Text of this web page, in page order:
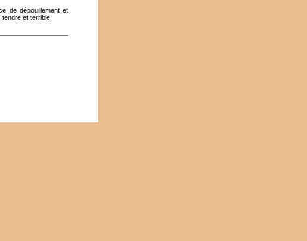
de dépouillement et
et terrible.